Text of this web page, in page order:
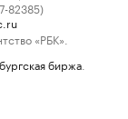
82385)
«РБК».
биржа